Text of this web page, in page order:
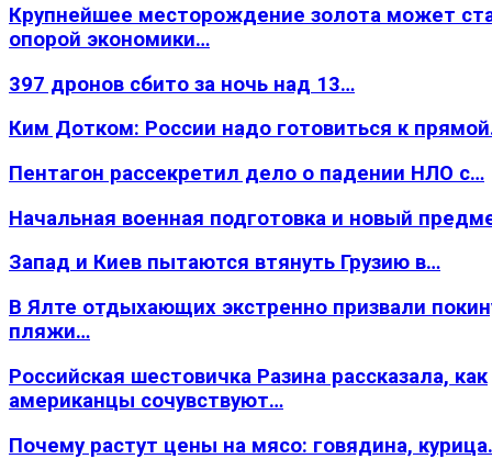
Крупнейшее месторождение золота может
опорой экономики…
397 дронов сбито за ночь над 13…
Ким Дотком: России надо готовиться к
Пентагон рассекретил дело о падении НЛО с…
Начальная военная подготовка и новый
Запад и Киев пытаются втянуть Грузию в…
В Ялте отдыхающих экстренно призвали
пляжи…
Российская шестовичка Разина рассказала, как
американцы сочувствуют…
Почему растут цены на мясо: говядина,